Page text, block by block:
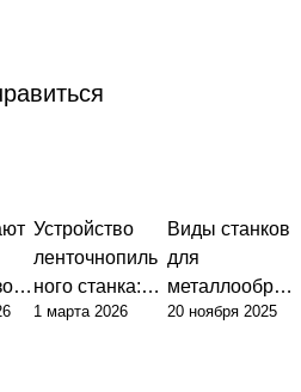
Устройство
ленточнопиль
ного станка:
базовые
1 марта 2026
Виды станков
для
металлообраб
отки: полный
20 ноября 2025